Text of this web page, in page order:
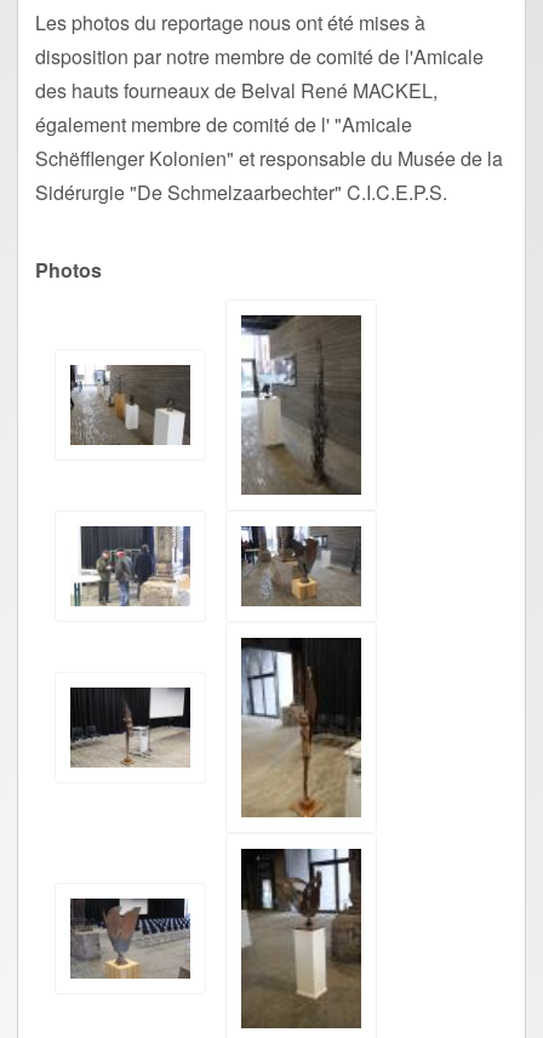
Les photos du reportage nous ont été mises à
disposition par notre membre de comité de l'Amicale
des hauts fourneaux de Belval René MACKEL,
également membre de comité de l' "Amicale
Schëfflenger Kolonien" et responsable du Musée de la
Sidérurgie "De Schmelzaarbechter" C.I.C.E.P.S.
Photos